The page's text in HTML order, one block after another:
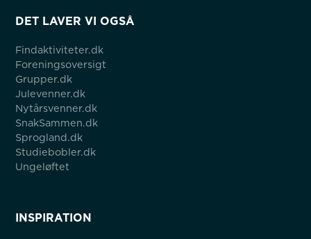
DET LAVER VI OGSÅ
Findaktiviteter.dk
Foreningsoversigt
Grupper.dk
Julevenner.dk
Nytårsvenner.dk
SnakSammen.dk
Sprogland.dk
Studiebobler.dk
Ungeløftet
INSPIRATION